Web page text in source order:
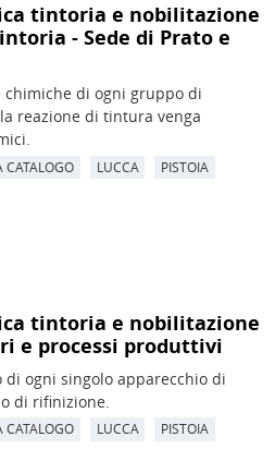
tintoria e nobilitazione
- Sede di Prato e
chimiche di ogni gruppo di
reazione di tintura venga
CATALOGO LUCCA
PISTOIA
tintoria e nobilitazione
e processi produttivi
ogni singolo apparecchio di
di rifinizione.
CATALOGO LUCCA
PISTOIA